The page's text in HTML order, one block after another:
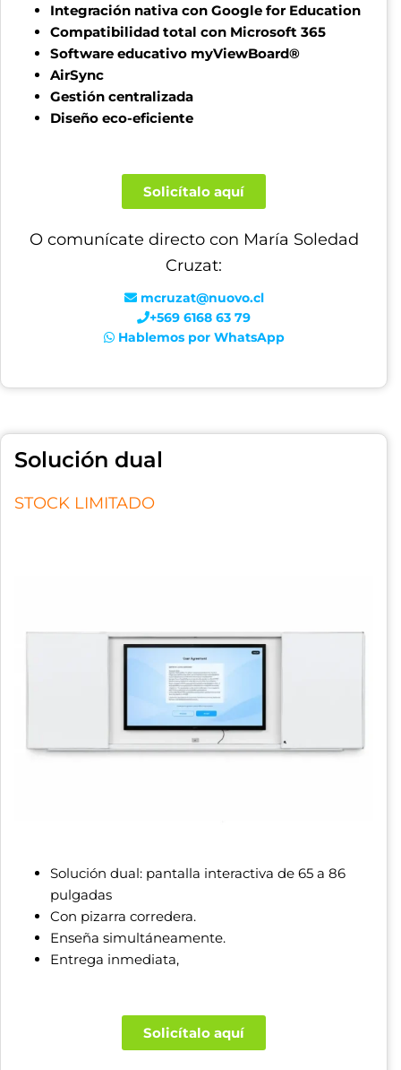
Integración nativa con Google for Education
Compatibilidad total con Microsoft 365
Software educativo myViewBoard®
AirSync
Gestión centralizada
Diseño eco-eficiente
Solicítalo aquí
O comunícate directo con María Soledad
Cruzat:
mcruzat@nuovo.cl
+569 6168 63 79
Hablemos por WhatsApp
Solución dual
STOCK LIMITADO
Solución dual: pantalla interactiva de 65 a 86
pulgadas
Con pizarra corredera.
Enseña simultáneamente.
Entrega inmediata,
Solicítalo aquí